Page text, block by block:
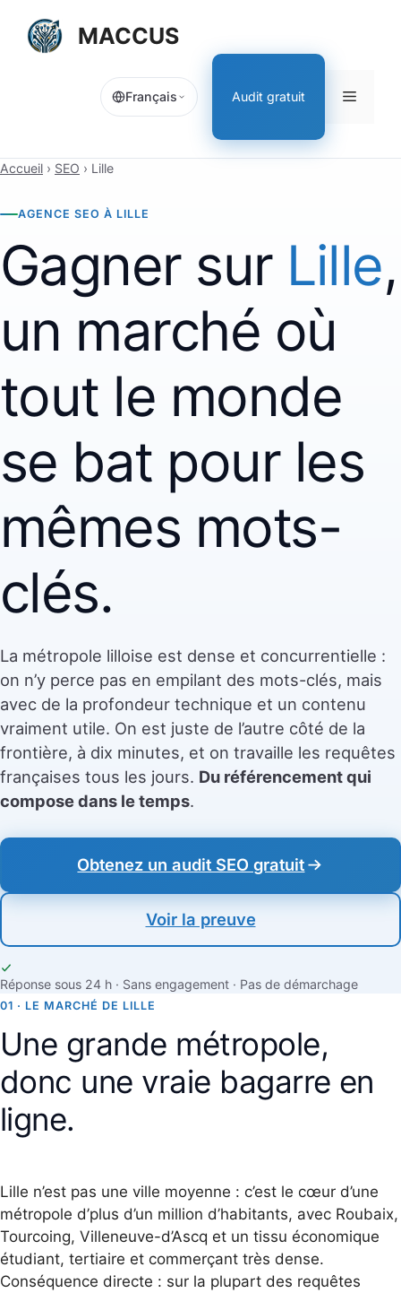
contenu
MACCUS
Français Audit gratuit Menu
Accueil › SEO › Lille
AGENCE SEO À LILLE
Gagner sur Lille,
un marché où
tout le monde
se bat pour les
mêmes mots-
clés.
La métropole lilloise est dense et concurrentielle :
on n’y perce pas en empilant des mots-clés, mais
avec de la profondeur technique et un contenu
vraiment utile. On est juste de l’autre côté de la
frontière, à dix minutes, et on travaille les requêtes
françaises tous les jours. Du référencement qui
compose dans le temps.
Obtenez un audit SEO gratuit
Voir la preuve
Réponse sous 24 h · Sans engagement · Pas de démarchage
01 · LE MARCHÉ DE LILLE
Une grande métropole,
donc une vraie bagarre en
ligne.
Lille n’est pas une ville moyenne : c’est le cœur d’une
métropole d’plus d’un million d’habitants, avec Roubaix,
Tourcoing, Villeneuve-d’Ascq et un tissu économique
étudiant, tertiaire et commerçant très dense.
Conséquence directe : sur la plupart des requêtes